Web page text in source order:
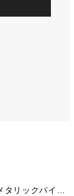
タリックパイピ